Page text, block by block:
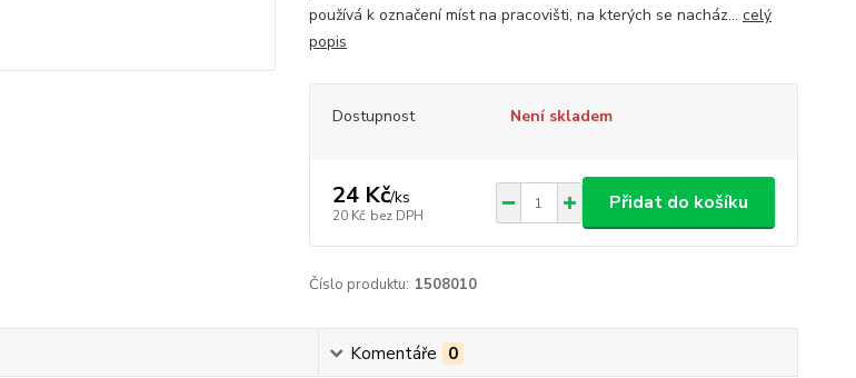
používá k označení míst na pracovišti, na kterých se nacház... celý
popis
Dostupnost Není skladem
24 Kč/ks
20 Kč bez DPH
Přidat do košíku
Číslo produktu: 1508010
Komentáře 0